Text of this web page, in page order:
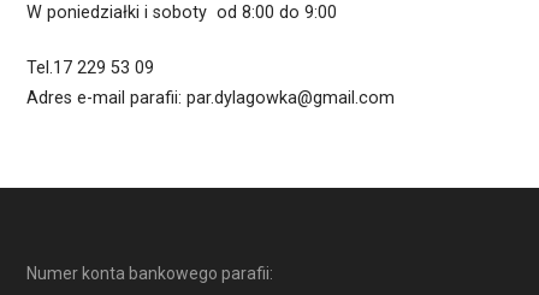
W poniedziałki i soboty od 8:00 do 9:00
Tel.17 229 53 09
Adres e-mail parafii: par.dylagowka@gmail.com
Numer konta bankowego parafii: